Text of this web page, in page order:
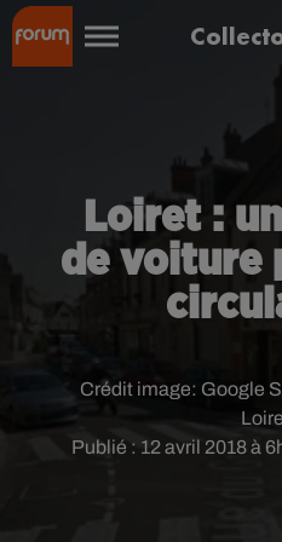
Loiret :
de voiture
Publié : 12 avril 2018 à
Crédit image: Google